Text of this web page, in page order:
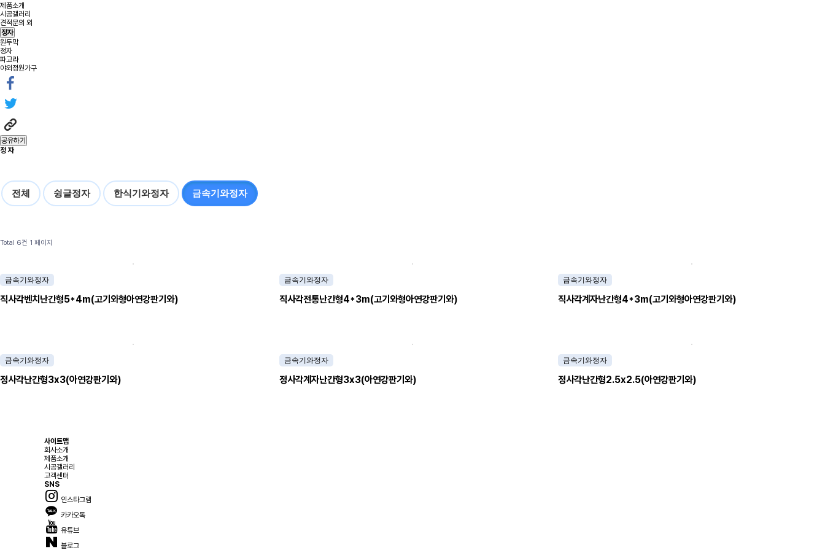
제품소개
시공갤러리
견적문의 외
정자
원두막
정자
파고라
야외정원가구
공유하기
정 자
전체 슁글정자 한식기와정자 금속기와정자
Total 6건 1 페이지
금속기와정자
직사각벤치난간형5*4m(고기와형아연강판기와)
금속기와정자
직사각전통난간형4*3m(고기와형아연강판기와)
금속기와정자
직사각계자난간형4*3m(고기와형아연강판기와)
금속기와정자
정사각난간형3x3(아연강판기와)
금속기와정자
정사각계자난간형3x3(아연강판기와)
금속기와정자
정사각난간형2.5x2.5(아연강판기와)
사이트맵
회사소개
제품소개
시공갤러리
고객센터
SNS
인스타그램
카카오톡
유튜브
블로그